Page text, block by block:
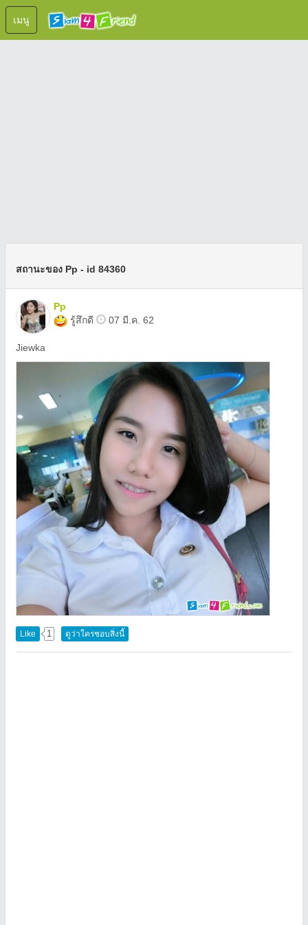
เมนู
สถานะของ Pp - id 84360
Pp
รู้สึกดี
07 มี.ค. 62
Jiewka
Like 1 ดูว่าใครชอบสิ่งนี้